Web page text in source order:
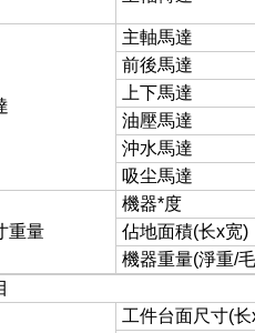
主軸馬達
前後馬達
上下馬達
油壓馬達
沖水馬達
吸尘馬達
重量
機器*度
佔地面積(长x宽)
機器重量(淨重/
工件台面尺寸(